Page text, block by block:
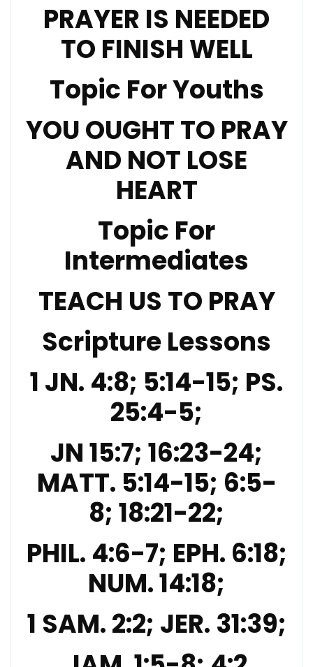
PRAYER IS NEEDED
TO FINISH WELL
Topic For Youths
YOU OUGHT TO PRAY
AND NOT LOSE
HEART
Topic For
Intermediates
TEACH US TO PRAY
Scripture Lessons
1 JN. 4:8; 5:14-15; PS.
25:4-5;
JN 15:7; 16:23-24;
MATT. 5:14-15; 6:5-
8; 18:21-22;
PHIL. 4:6-7; EPH. 6:18;
NUM. 14:18;
1 SAM. 2:2; JER. 31:39;